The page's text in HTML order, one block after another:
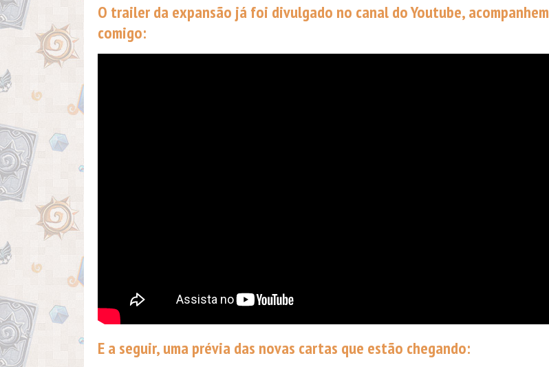
O trailer da expansão já foi divulgado no canal do Youtube, acompanhem
comigo:
E a seguir, uma prévia das novas cartas que estão chegando: